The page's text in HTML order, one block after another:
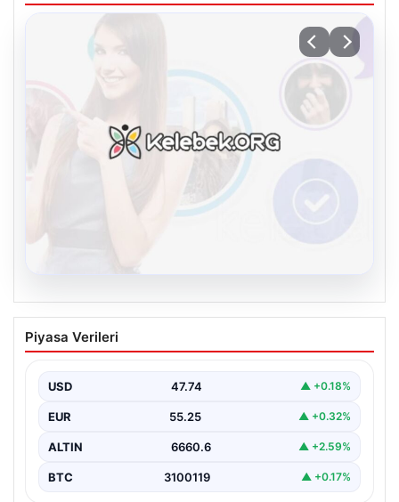
Kelebek chat adresi İle Sanal İletişimin
Seviyeli Adresi Ve Sohbet Deneyimi
kurması ciddi bir değer barındırmaktadır. Günümüzde
birçok…
Piyasa Verileri
USD 47.74 ▲ +0.18%
EUR 55.25 ▲ +0.32%
ALTIN 6660.6 ▲ +2.59%
BTC 3100119 ▲ +0.17%